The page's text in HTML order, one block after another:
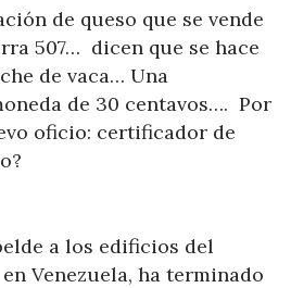
de queso que se vende
507… dicen que se hace
de vaca… Una
de 30 centavos…. Por
oficio: certificador de
a los edificios del
Venezuela, ha terminado